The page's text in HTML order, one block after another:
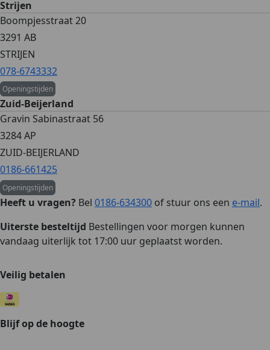
Strijen
Boompjesstraat 20
3291 AB
STRIJEN
078-6743332
Openingstijden
Zuid-Beijerland
Gravin Sabinastraat 56
3284 AP
ZUID-BEIJERLAND
0186-661425
Openingstijden
Heeft u vragen? Bel 0186-634300 of stuur ons een e-mail.
Uiterste besteltijd Bestellingen voor morgen kunnen
vandaag uiterlijk tot 17:00 uur geplaatst worden.
Veilig betalen
Blijf op de hoogte